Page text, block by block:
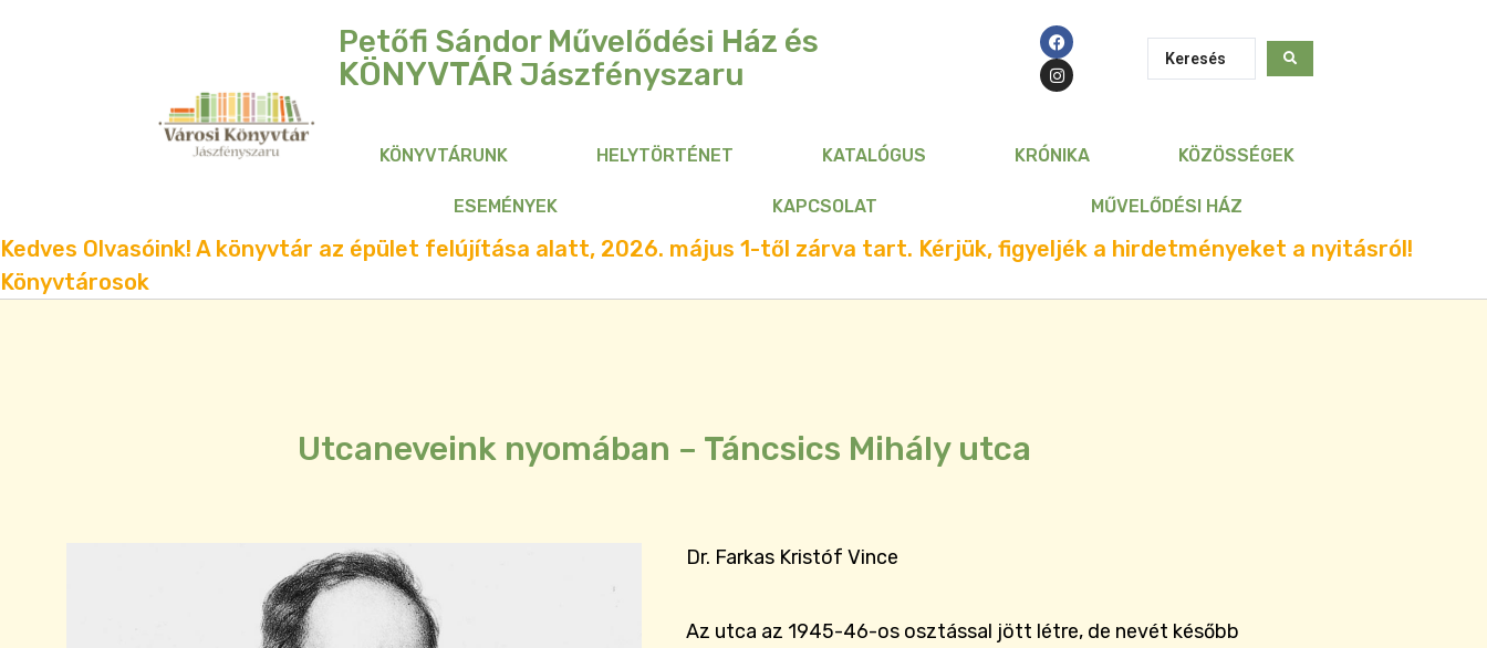
Petőfi Sándor Művelődési Ház és
KÖNYVTÁR Jászfényszaru
KÖNYVTÁRUNK HELYTÖRTÉNET KATALÓGUS KRÓNIKA KÖZÖSSÉGEK
ESEMÉNYEK KAPCSOLAT MŰVELŐDÉSI HÁZ
Kedves Olvasóink! A könyvtár az épület felújítása alatt, 2026. május 1-től zárva tart. Kérjük, figyeljék a hirdetményeket a nyitásról!
Könyvtárosok
Utcaneveink nyomában – Táncsics Mihály utca
Dr. Farkas Kristóf Vince
Az utca az 1945-46-os osztással jött létre, de nevét később